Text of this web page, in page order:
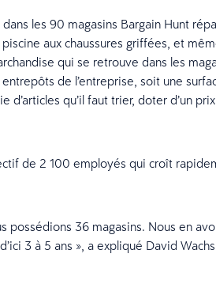
les 90 magasins Bargain Hunt
piscine aux chaussures griffées, et
qui se retrouve dans les
de l’entreprise, soit une
qu’il faut trier, doter d’un
de 2 100 employés qui croît
possédions 36 magasins. Nous en
3 à 5 ans », a expliqué David